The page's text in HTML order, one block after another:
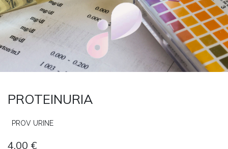
PROTEINURIA
PROV URINE
4,00 €